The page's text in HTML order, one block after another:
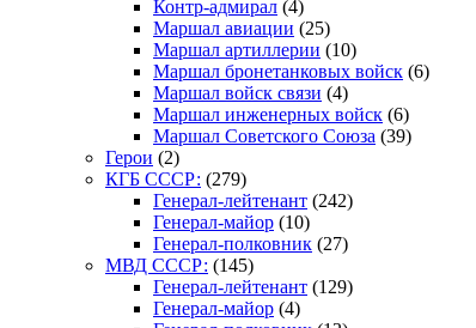
Контр-адмирал (4)
Маршал авиации (25)
Маршал артиллерии (10)
Маршал бронетанковых войск (6)
Маршал войск связи (4)
Маршал инженерных войск (6)
Маршал Советского Союза (39)
Герои (2)
КГБ СССР: (279)
Генерал-лейтенант (242)
Генерал-майор (10)
Генерал-полковник (27)
МВД СССР: (145)
Генерал-лейтенант (129)
Генерал-майор (4)